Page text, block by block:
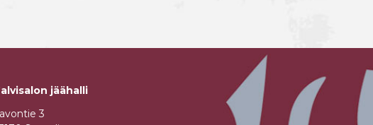
jäähalli
3